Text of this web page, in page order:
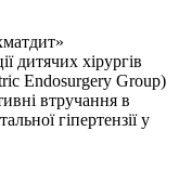
дитячих хірургів
Endosurgery Group)
втручання в
гіпертензії у